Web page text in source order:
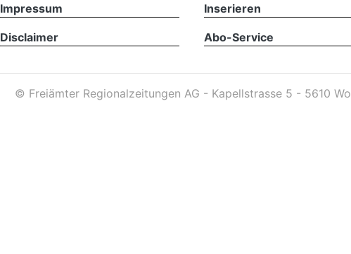
Impressum Inserieren
Disclaimer Abo-Service
© Freiämter Regionalzeitungen AG - Kapellstrasse 5 - 5610